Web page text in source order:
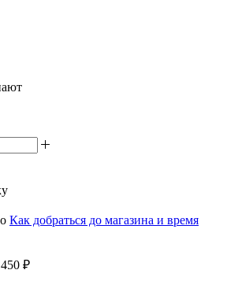
Как добраться до магазина и время
₽